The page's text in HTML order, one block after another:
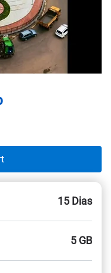
15 Dias
5 GB